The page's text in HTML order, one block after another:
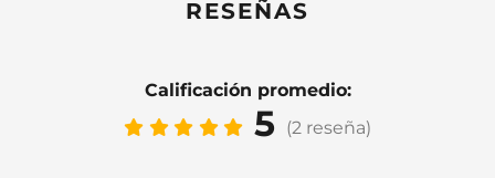
RESEÑAS
Calificación promedio:
5 (2 reseña)